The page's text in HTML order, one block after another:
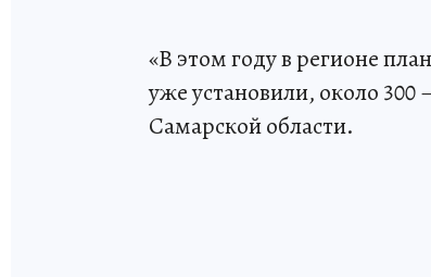
«В этом году в регионе
уже установили, около
Самарской области.